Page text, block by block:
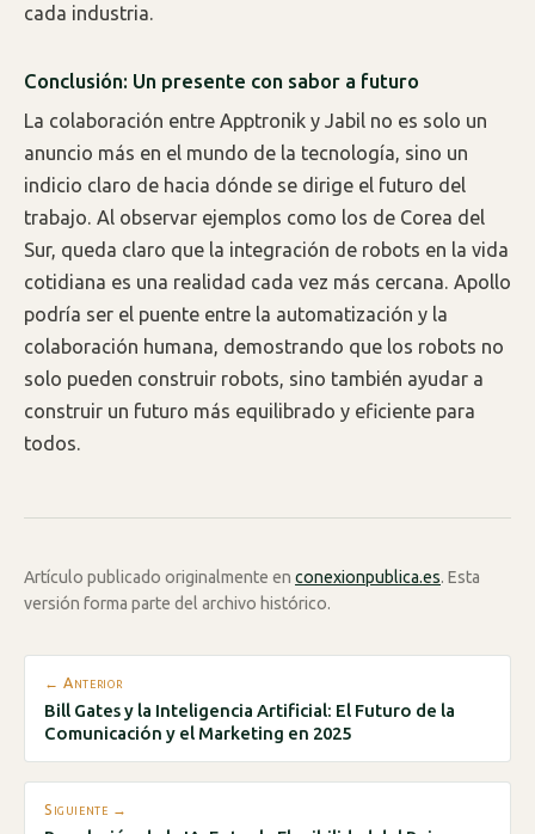
cada industria.
Conclusión: Un presente con sabor a futuro
La colaboración entre Apptronik y Jabil no es solo un
anuncio más en el mundo de la tecnología, sino un
indicio claro de hacia dónde se dirige el futuro del
trabajo. Al observar ejemplos como los de Corea del
Sur, queda claro que la integración de robots en la vida
cotidiana es una realidad cada vez más cercana. Apollo
podría ser el puente entre la automatización y la
colaboración humana, demostrando que los robots no
solo pueden construir robots, sino también ayudar a
construir un futuro más equilibrado y eficiente para
todos.
Artículo publicado originalmente en conexionpublica.es. Esta
versión forma parte del archivo histórico.
← Anterior
Bill Gates y la Inteligencia Artificial: El Futuro de la
Comunicación y el Marketing en 2025
Siguiente →